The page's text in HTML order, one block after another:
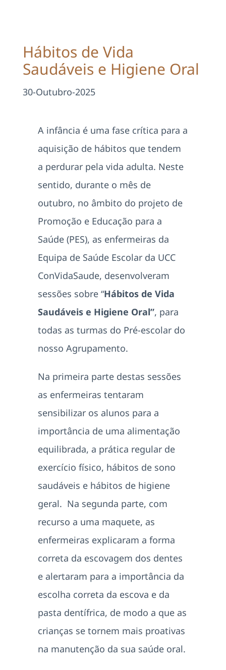
Área Reservada
Pesquisar
Hábitos de Vida
Saudáveis e Higiene Oral
30-Outubro-2025
A infância é uma fase crítica para a
aquisição de hábitos que tendem
a perdurar pela vida adulta. Neste
sentido, durante o mês de
outubro, no âmbito do projeto de
Promoção e Educação para a
Saúde (PES), as enfermeiras da
Equipa de Saúde Escolar da UCC
ConVidaSaude, desenvolveram
sessões sobre “Hábitos de Vida
Saudáveis e Higiene Oral”, para
todas as turmas do Pré-escolar do
nosso Agrupamento.
Na primeira parte destas sessões
as enfermeiras tentaram
sensibilizar os alunos para a
importância de uma alimentação
equilibrada, a prática regular de
exercício físico, hábitos de sono
saudáveis e hábitos de higiene
geral. Na segunda parte, com
recurso a uma maquete, as
enfermeiras explicaram a forma
correta da escovagem dos dentes
e alertaram para a importância da
escolha correta da escova e da
pasta dentífrica, de modo a que as
crianças se tornem mais proativas
na manutenção da sua saúde oral.